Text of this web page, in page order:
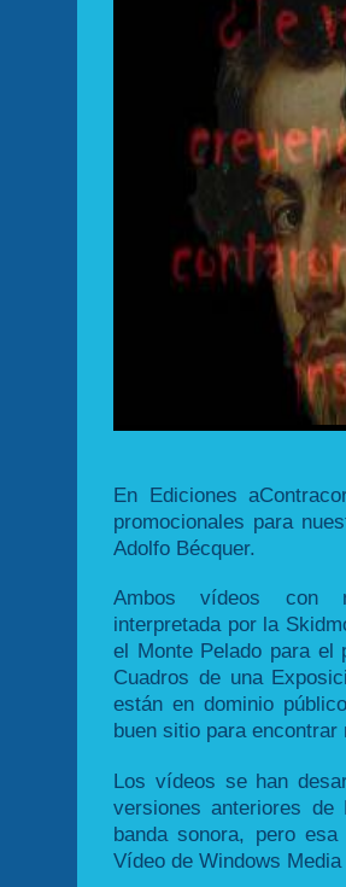
En Ediciones
promocionales para
Adolfo Bécquer.
Ambos vídeos con
interpretada por la
el Monte Pelado para
Cuadros de una
están en dominio
buen sitio para
Los vídeos se han
versiones anteriores de
banda sonora, pero
Vídeo de Windows